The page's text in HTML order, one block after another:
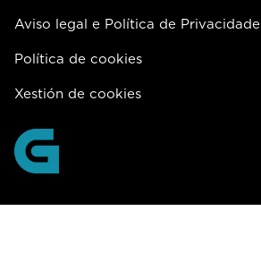
Aviso legal e Política de Privacidade
Política de cookies
Xestión de cookies